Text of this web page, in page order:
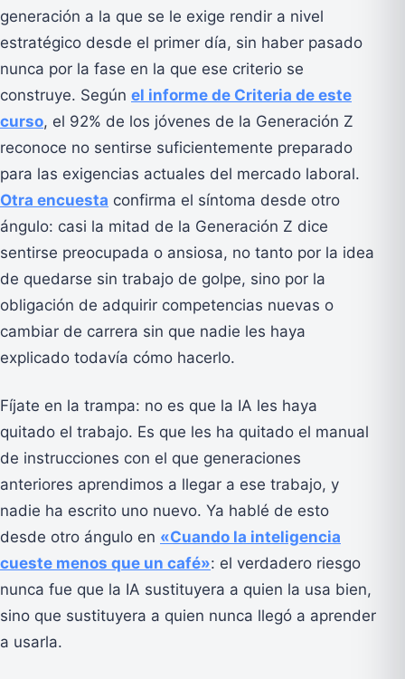
generación a la que se le exige rendir a nivel
estratégico desde el primer día, sin haber pasado
nunca por la fase en la que ese criterio se
construye. Según el informe de Criteria de este
curso, el 92% de los jóvenes de la Generación Z
reconoce no sentirse suficientemente preparado
para las exigencias actuales del mercado laboral.
Otra encuesta confirma el síntoma desde otro
ángulo: casi la mitad de la Generación Z dice
sentirse preocupada o ansiosa, no tanto por la idea
de quedarse sin trabajo de golpe, sino por la
obligación de adquirir competencias nuevas o
cambiar de carrera sin que nadie les haya
explicado todavía cómo hacerlo.
Fíjate en la trampa: no es que la IA les haya
quitado el trabajo. Es que les ha quitado el manual
de instrucciones con el que generaciones
anteriores aprendimos a llegar a ese trabajo, y
nadie ha escrito uno nuevo. Ya hablé de esto
desde otro ángulo en «Cuando la inteligencia
cueste menos que un café»: el verdadero riesgo
nunca fue que la IA sustituyera a quien la usa bien,
sino que sustituyera a quien nunca llegó a aprender
a usarla.